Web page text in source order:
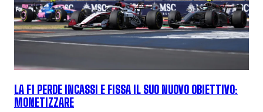
LA F1 PERDE INCASSI E FISSA IL SUO NUOVO OBIETTIVO:
MONETIZZARE